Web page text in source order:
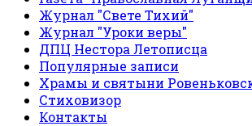
Журнал "Свете Тихий"
Журнал "Уроки веры"
ДПЦ Нестора Летописца
Популярные записи
Храмы и святыни
Стиховизор
Контакты